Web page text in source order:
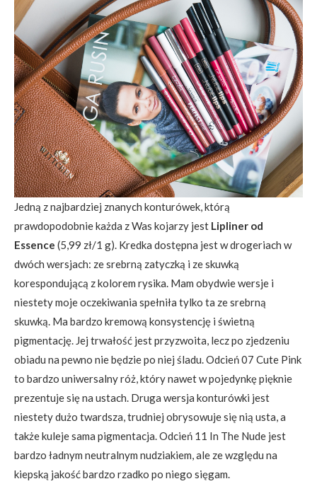
Jedną z najbardziej znanych konturówek, którą
prawdopodobnie każda z Was kojarzy jest Lipliner od
Essence (5,99 zł/1 g). Kredka dostępna jest w drogeriach w
dwóch wersjach: ze srebrną zatyczką i ze skuwką
korespondującą z kolorem rysika. Mam obydwie wersje i
niestety moje oczekiwania spełniła tylko ta ze srebrną
skuwką. Ma bardzo kremową konsystencję i świetną
pigmentację. Jej trwałość jest przyzwoita, lecz po zjedzeniu
obiadu na pewno nie będzie po niej śladu. Odcień 07 Cute Pink
to bardzo uniwersalny róż, który nawet w pojedynkę pięknie
prezentuje się na ustach. Druga wersja konturówki jest
niestety dużo twardsza, trudniej obrysowuje się nią usta, a
także kuleje sama pigmentacja. Odcień 11 In The Nude jest
bardzo ładnym neutralnym nudziakiem, ale ze względu na
kiepską jakość bardzo rzadko po niego sięgam.